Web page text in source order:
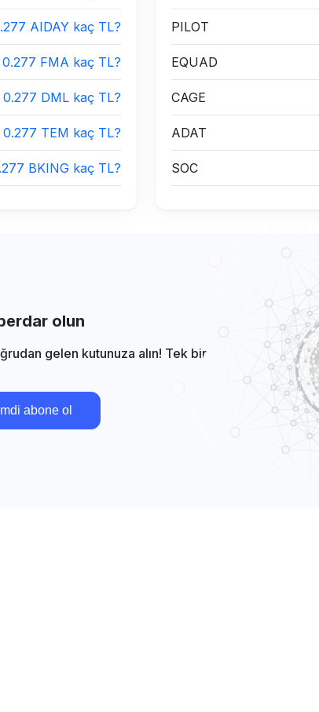
AIDAY kaç TL?
0.277 FMA kaç TL?
0.277 DML kaç TL?
0.277 TEM kaç TL?
BKING kaç TL?
PILOT
EQUAD
CAGE
ADAT
SOC
olun
gelen kutunuza alın! Tek bir
abone ol